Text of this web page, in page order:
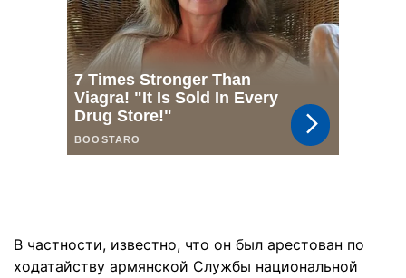
В частности, известно, что он был арестован по
ходатайству армянской Службы национальной